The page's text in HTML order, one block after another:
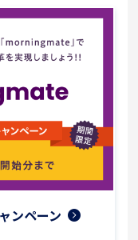
ンペーン